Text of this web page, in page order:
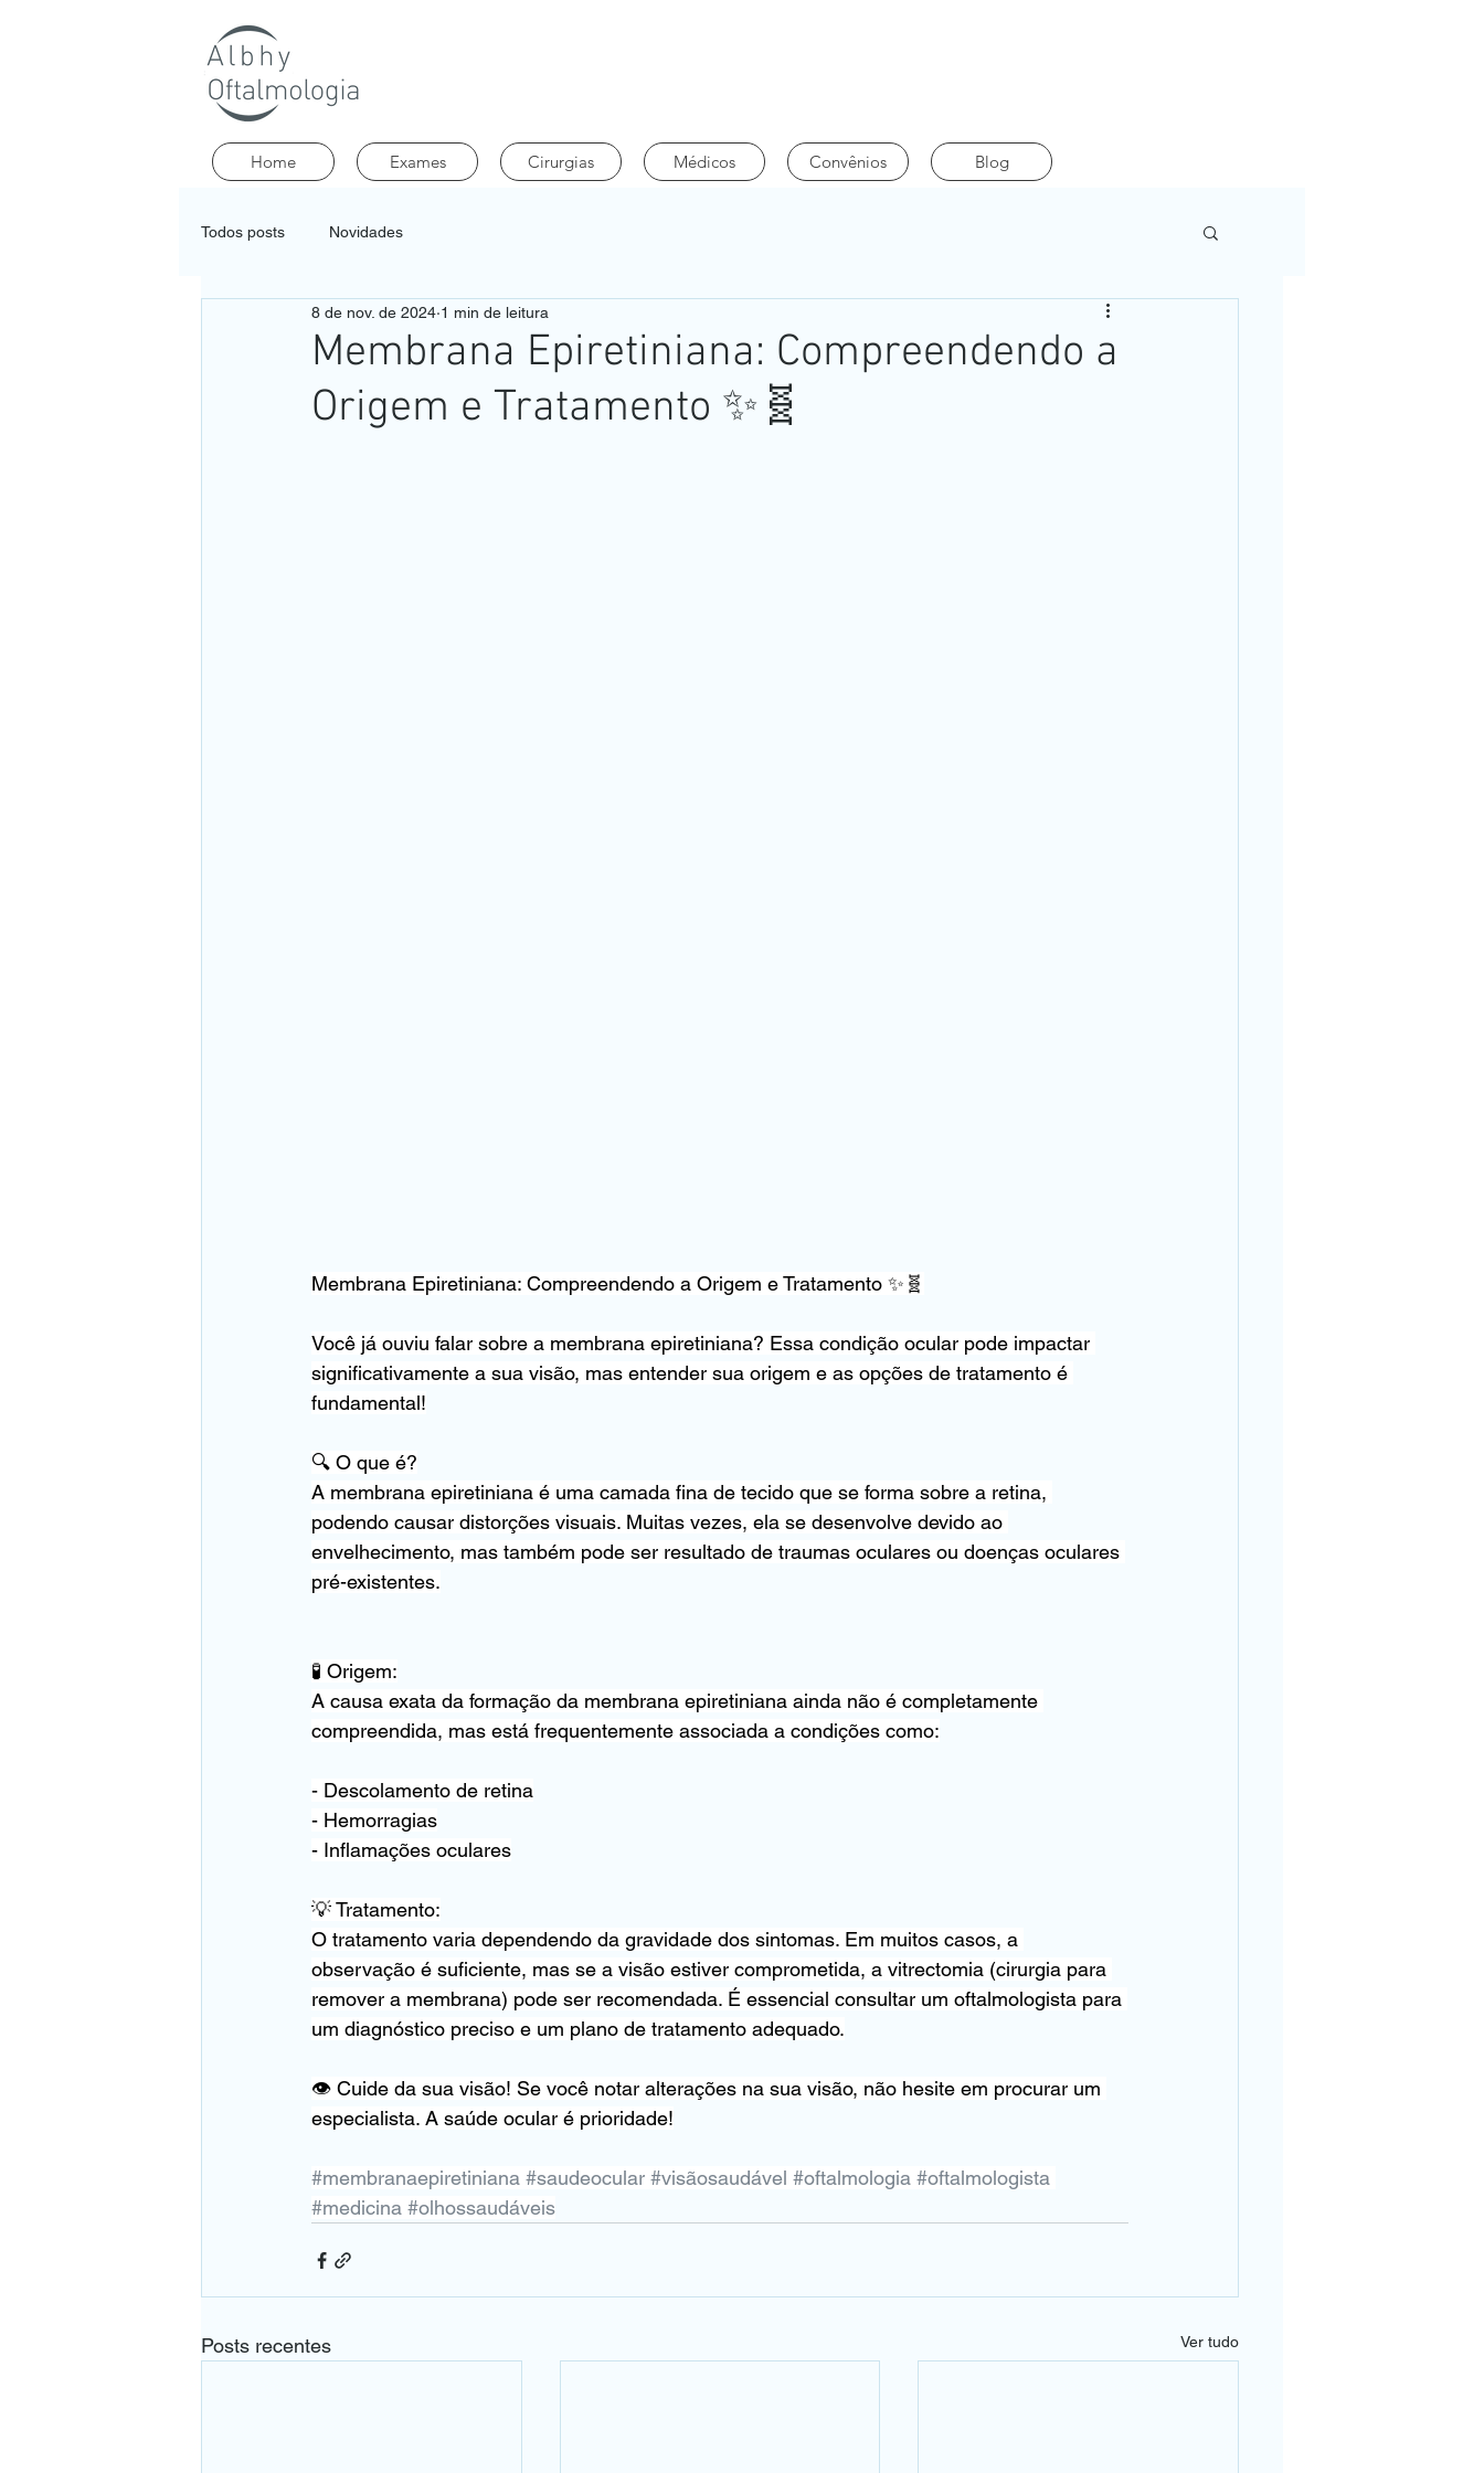
Home Exames Cirurgias Médicos Convênios Blog
Todos posts Novidades
Membrana Epiretiniana: Compreendendo a
Origem e Tratamento ✨🧬
8 de nov. de 2024 1 min de leitura
Membrana Epiretiniana: Compreendendo a Origem e Tratamento ✨🧬
Você já ouviu falar sobre a membrana epiretiniana? Essa condição ocular pode impactar
significativamente a sua visão, mas entender sua origem e as opções de tratamento é
fundamental!
🔍 O que é?
A membrana epiretiniana é uma camada fina de tecido que se forma sobre a retina,
podendo causar distorções visuais. Muitas vezes, ela se desenvolve devido ao
envelhecimento, mas também pode ser resultado de traumas oculares ou doenças oculares
pré-existentes.
🧪 Origem:
A causa exata da formação da membrana epiretiniana ainda não é completamente
compreendida, mas está frequentemente associada a condições como:
- Descolamento de retina
- Hemorragias
- Inflamações oculares
💡 Tratamento:
O tratamento varia dependendo da gravidade dos sintomas. Em muitos casos, a
observação é suficiente, mas se a visão estiver comprometida, a vitrectomia (cirurgia para
remover a membrana) pode ser recomendada. É essencial consultar um oftalmologista para
um diagnóstico preciso e um plano de tratamento adequado.
👁️ Cuide da sua visão! Se você notar alterações na sua visão, não hesite em procurar um
especialista. A saúde ocular é prioridade!
#membranaepiretiniana #saudeocular #visãosaudável #oftalmologia #oftalmologista
#medicina #olhossaudáveis
Posts recentes Ver tudo